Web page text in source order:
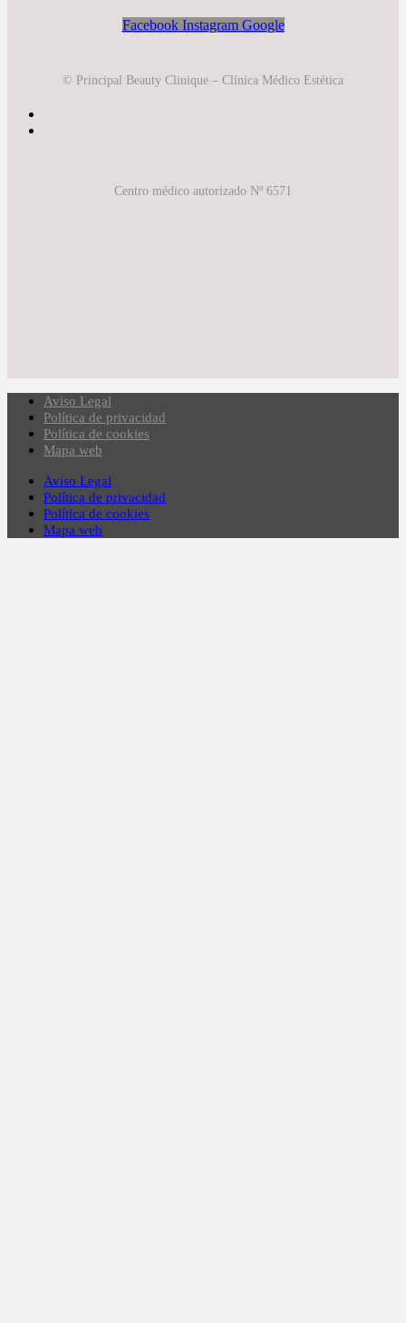
Facebook Instagram Google
© Principal Beauty Clinique – Clínica Médico Estética
Centro médico autorizado Nº 6571
Aviso Legal
Política de privacidad
Política de cookies
Mapa web
Aviso Legal
Política de privacidad
Política de cookies
Mapa web